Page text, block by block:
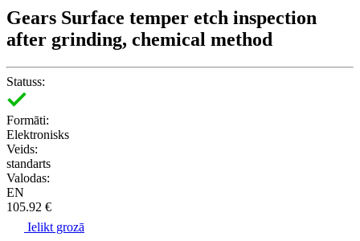
Gears Surface temper etch inspection
after grinding, chemical method
Statuss:
Formāti:
Elektronisks
Veids:
standarts
Valodas:
EN
105.92 €
Ielikt grozā